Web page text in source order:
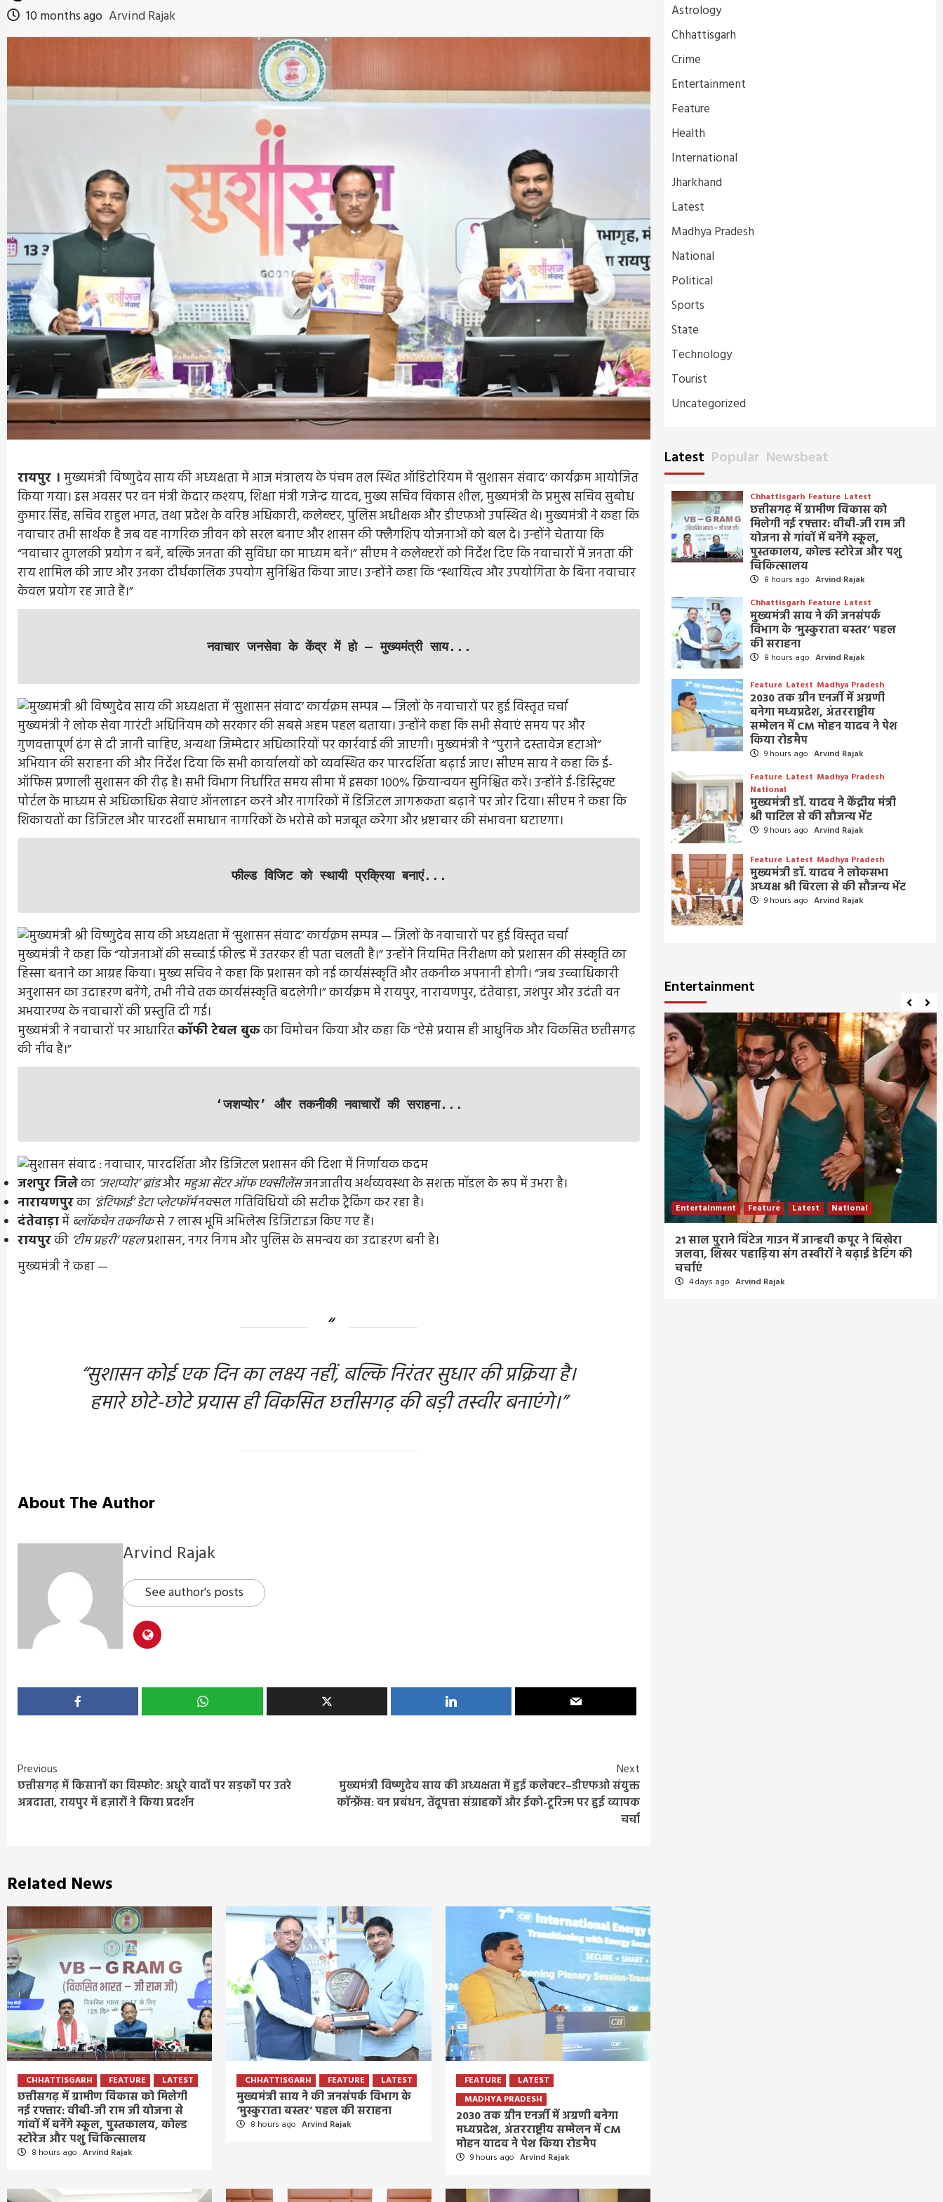
10 months ago Arvind Rajak
रायपुर । मुख्यमंत्रीविष्णुदेव साय की अध्यक्षता में आज मंत्रालय के पंचम तल स्थित ऑडिटोरियम में ‘सुशासन संवाद’ कार्यक्रम आयोजित
किया गया। इस अवसर पर वन मंत्री केदार कश्यप, शिक्षा मंत्री गजेन्द्र यादव, मुख्य सचिव विकास शील, मुख्यमंत्री के प्रमुख सचिव सुबोध
कुमार सिंह, सचिव राहुल भगत, तथा प्रदेश के वरिष्ठ अधिकारी, कलेक्टर, पुलिस अधीक्षक और डीएफओ उपस्थित थे। मुख्यमंत्री ने कहा कि
नवाचार तभी सार्थक है जब वह नागरिक जीवन को सरल बनाए और शासन की फ्लैगशिप योजनाओं को बल दे। उन्होंने चेताया कि
“नवाचार तुगलकी प्रयोग न बनें, बल्कि जनता की सुविधा का माध्यम बनें।” सीएम ने कलेक्टरों को निर्देश दिए कि नवाचारों में जनता की
राय शामिल की जाए और उनका दीर्घकालिक उपयोग सुनिश्चित किया जाए। उन्होंने कहा कि “स्थायित्व और उपयोगिता के बिना नवाचार
केवल प्रयोग रह जाते हैं।”
नवाचार जनसेवा के केंद्र में हो — मुख्यमंत्री साय...
मुख्यमंत्री ने लोक सेवा गारंटी अधिनियम को सरकार की सबसे अहम पहल बताया। उन्होंने कहा कि सभी सेवाएं समय पर और
गुणवत्तापूर्ण ढंग से दी जानी चाहिए, अन्यथा जिम्मेदार अधिकारियों पर कार्रवाई की जाएगी। मुख्यमंत्री ने “पुराने दस्तावेज हटाओ”
अभियान की सराहना की और निर्देश दिया कि सभी कार्यालयों को व्यवस्थित कर पारदर्शिता बढ़ाई जाए। सीएम साय ने कहा कि ई-
ऑफिस प्रणाली सुशासन की रीढ़ है। सभी विभाग निर्धारित समय सीमा में इसका 100% क्रियान्वयन सुनिश्चित करें। उन्होंने ई-डिस्ट्रिक्ट
पोर्टल के माध्यम से अधिकाधिक सेवाएं ऑनलाइन करने और नागरिकों में डिजिटल जागरूकता बढ़ाने पर जोर दिया। सीएम ने कहा कि
शिकायतों का डिजिटल और पारदर्शी समाधान नागरिकों के भरोसे को मजबूत करेगा और भ्रष्टाचार की संभावना घटाएगा।
फील्ड विजिट को स्थायी प्रक्रिया बनाएं...
मुख्यमंत्री ने कहा कि “योजनाओं की सच्चाई फील्ड में उतरकर ही पता चलती है।” उन्होंने नियमित निरीक्षण को प्रशासन की संस्कृति का
हिस्सा बनाने का आग्रह किया। मुख्य सचिव ने कहा कि प्रशासन को नई कार्यसंस्कृति और तकनीक अपनानी होगी। “जब उच्चाधिकारी
अनुशासन का उदाहरण बनेंगे, तभी नीचे तक कार्यसंस्कृति बदलेगी।” कार्यक्रम में रायपुर, नारायणपुर, दंतेवाड़ा, जशपुर और उदंती वन
अभयारण्य के नवाचारों की प्रस्तुति दी गई।
मुख्यमंत्री ने नवाचारों पर आधारितकॉफी टेबल बुकका विमोचन किया और कहा कि “ऐसे प्रयास ही आधुनिक और विकसित छत्तीसगढ़
की नींव हैं।”
‘जशप्योर’ और तकनीकी नवाचारों की सराहना...
जशपुर जिलेका ‘जशप्योर’ ब्रांडऔर महुआ सेंटर ऑफ एक्सीलेंसजनजातीय अर्थव्यवस्था के सशक्त मॉडल के रूप में उभरा है।
नारायणपुरका ‘इंटिफाई’ डेटा प्लेटफॉर्मनक्सल गतिविधियों की सटीक ट्रैकिंग कर रहा है।
दंतेवाड़ामें ब्लॉकचेन तकनीकसे 7 लाख भूमि अभिलेख डिजिटाइज किए गए हैं।
रायपुरकी ‘टीम प्रहरी’ पहलप्रशासन, नगर निगम और पुलिस के समन्वय का उदाहरण बनी है।
मुख्यमंत्री ने कहा —
“सुशासन कोई एक दिन का लक्ष्य नहीं, बल्कि निरंतर सुधार की प्रक्रिया है।
हमारे छोटे-छोटे प्रयास ही विकसित छत्तीसगढ़ की बड़ी तस्वीर बनाएंगे।”
About The Author
Arvind Rajak
See author's posts
Continue
Reading
Previous
छत्तीसगढ़ में किसानों का विस्फोट: अधूरे वादों पर सड़कों पर उतरे
अन्नदाता, रायपुर में हज़ारों ने किया प्रदर्शन
Next
मुख्यमंत्री विष्णुदेव साय की अध्यक्षता में हुई कलेक्टर–डीएफओ संयुक्त
कॉन्फ्रेंस: वन प्रबंधन, तेंदूपत्ता संग्राहकों और ईको-टूरिज्म पर हुई व्यापक
चर्चा
Related News
CHHATTISGARH FEATURE LATEST
छत्तीसगढ़ में ग्रामीण विकास को मिलेगी
नई रफ्तार: वीबी-जी राम जी योजना से
गांवों में बनेंगे स्कूल, पुस्तकालय, कोल्ड
स्टोरेज और पशु चिकित्सालय
8 hours ago Arvind Rajak
CHHATTISGARH FEATURE LATEST
मुख्यमंत्री साय ने की जनसंपर्क विभाग के
‘मुस्कुराता बस्तर’ पहल की सराहना
8 hours ago Arvind Rajak
FEATURE
LATEST
MADHYA PRADESH
2030 तक ग्रीन एनर्जी में अग्रणी बनेगा
मध्यप्रदेश, अंतरराष्ट्रीय सम्मेलन में CM
मोहन यादव ने पेश किया रोडमैप
9 hours ago Arvind Rajak
Astrology
Chhattisgarh
Crime
Entertainment
Feature
Health
International
Jharkhand
Latest
Madhya Pradesh
National
Political
Sports
State
Technology
Tourist
Uncategorized
Latest Popular Newsbeat
Chhattisgarh Feature Latest
छत्तीसगढ़ में ग्रामीण विकास को
मिलेगी नई रफ्तार: वीबी-जी राम जी
योजना से गांवों में बनेंगे स्कूल,
पुस्तकालय, कोल्ड स्टोरेज और पशु
चिकित्सालय
8 hours ago Arvind Rajak
Chhattisgarh Feature Latest
मुख्यमंत्री साय ने की जनसंपर्क
विभाग के ‘मुस्कुराता बस्तर’ पहल
की सराहना
8 hours ago Arvind Rajak
Feature Latest Madhya Pradesh
2030 तक ग्रीन एनर्जी में अग्रणी
बनेगा मध्यप्रदेश, अंतरराष्ट्रीय
सम्मेलन में CM मोहन यादव ने पेश
किया रोडमैप
9 hours ago Arvind Rajak
Feature Latest Madhya Pradesh
National
मुख्यमंत्री डॉ. यादव ने केंद्रीय मंत्री
श्री पाटिल से की सौजन्य भेंट
9 hours ago Arvind Rajak
Feature Latest Madhya Pradesh
मुख्यमंत्री डॉ. यादव ने लोकसभा
अध्यक्ष श्री बिरला से की सौजन्य भेंट
9 hours ago Arvind Rajak
Entertainment
Entertainment Feature Latest National
दिग्गज पार्श्व गायिका जमुना रानी का निधन, 88 वर्ष की उम्र
आवाज
Entertainment
Bigg Boss 20: सलमान खान की दमदार वापसी! रिलीज
Entertainment Feature Latest National
21 साल पुराने विंटेज गाउन में जान्हवी कपूर ने बिखेरा
जलवा, शिखर पहाड़िया संग तस्वीरों ने बढ़ाई डेटिंग की
चर्चाएं
4 days ago Arvind Rajak